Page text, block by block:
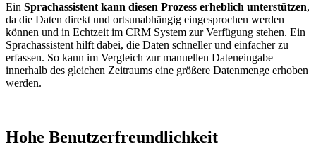
Ein Sprachassistent kann diesen Prozess erheblich unterstützen,
da die Daten direkt und ortsunabhängig eingesprochen werden
können und in Echtzeit im CRM System zur Verfügung stehen. Ein
Sprachassistent hilft dabei, die Daten schneller und einfacher zu
erfassen. So kann im Vergleich zur manuellen Dateneingabe
innerhalb des gleichen Zeitraums eine größere Datenmenge erhoben
werden.
Hohe Benutzerfreundlichkeit